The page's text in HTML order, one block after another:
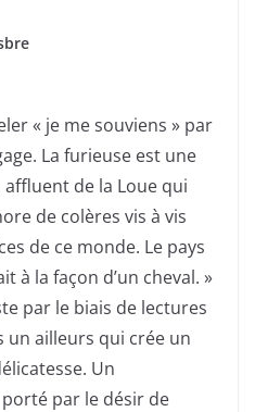
« je me souviens » par
La furieuse est une
de la Loue qui
de colères vis à vis
de ce monde. Le pays
à la façon d’un cheval. »
par le biais de lectures
un ailleurs qui crée un
Un
par le désir de